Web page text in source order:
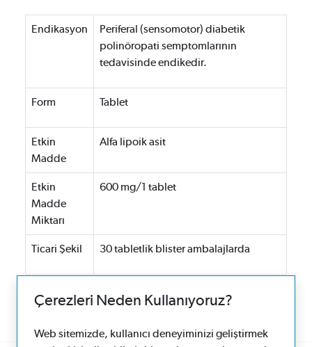
Endikasyon
Periferal (sensomotor) diabetik
polinöropati semptomlarının
tedavisinde endikedir.
Form Tablet
Etkin
Madde
Alfa lipoik asit
Etkin
Madde
Miktarı
600 mg/1 tablet
Ticari Şekil 30 tabletlik blister ambalajlarda
Çerezleri Neden Kullanıyoruz?
Web sitemizde, kullanıcı deneyiminizi geliştirmek